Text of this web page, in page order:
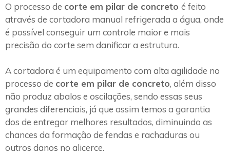
O processo de corte em pilar de concreto é feito
através de cortadora manual refrigerada a água, onde
é possível conseguir um controle maior e mais
precisão do corte sem danificar a estrutura.
A cortadora é um equipamento com alta agilidade no
processo de corte em pilar de concreto, além disso
não produz abalos e oscilações, sendo essas seus
grandes diferenciais, já que assim temos a garantia
dos de entregar melhores resultados, diminuindo as
chances da formação de fendas e rachaduras ou
outros danos no alicerce.